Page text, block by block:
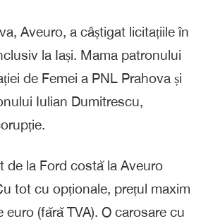
Aveuro, a câștigat licitațiile în
la Iași. Mama patronului
de Femei a PNL Prahova și
Iulian Dumitrescu,
de la Ford costă la Aveuro
tot cu opționale, prețul maxim
(fără TVA). O carosare cu